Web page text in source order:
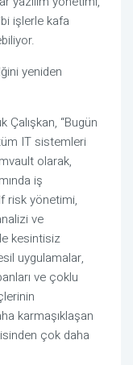
işlerle kafa
yeniden
“Bugün
IT sistemleri
olarak,
iş
risk yönetimi,
ve
kesintisiz
uygulamalar,
ve çoklu
karmaşıklaşan
çok daha